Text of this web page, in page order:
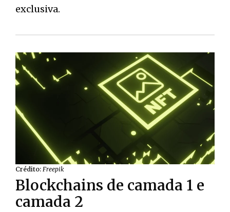
exclusiva.
Crédito: Freepik
Blockchains de camada 1 e
camada 2